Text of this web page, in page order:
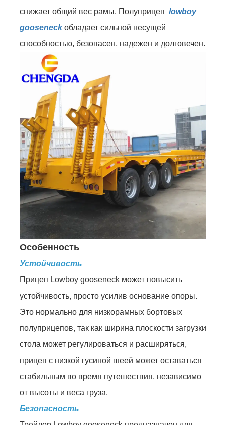
снижает общий вес рамы. Полуприцеп lowboy
gooseneckобладает сильной несущей
способностью, безопасен, надежен и долговечен.
Особенность
Устойчивость
Прицеп Lowboy gooseneck может повысить
устойчивость, просто усилив основание опоры.
Это нормально для низкорамных бортовых
полуприцепов, так как ширина плоскости загрузки
стола может регулироваться и расширяться,
прицеп с низкой гусиной шеей может оставаться
стабильным во время путешествия, независимо
от высоты и веса груза.
Безопасность